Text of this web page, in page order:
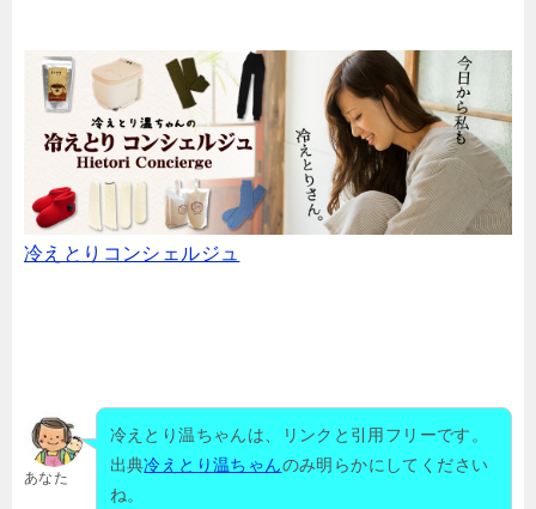
冷えとりコンシェルジュ
あなた
冷えとり温ちゃんは、リンクと引用フリーです。
出典冷えとり温ちゃんのみ明らかにしてください
ね。